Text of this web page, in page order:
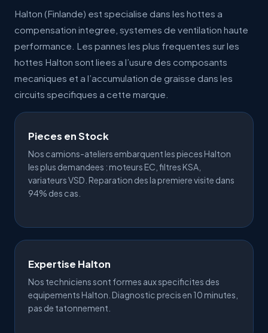
Halton (Finlande) est specialise dans les hottes a
compensation integree, systemes de ventilation haute
performance. Les pannes les plus frequentes sur les
hottes Halton sont liees a l’usure des composants
mecaniques et a l’accumulation de graisse dans les
circuits specifiques a cette marque.
Pieces en Stock
Nos camions-ateliers embarquent les pieces Halton
les plus demandees : moteurs EC, filtres KSA,
variateurs VSD. Reparation des la premiere visite dans
94% des cas.
Expertise Halton
Nos techniciens sont formes aux specificites des
equipements Halton. Diagnostic precis en 10 minutes,
pas de tatonnement.